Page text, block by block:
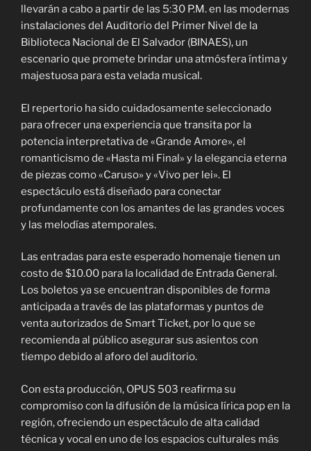
llevarán a cabo a partir de las 5:30 P.M. en las modernas
instalaciones del Auditorio del Primer Nivel de la
Biblioteca Nacional de El Salvador (BINAES), un
escenario que promete brindar una atmósfera íntima y
majestuosa para esta velada musical.
El repertorio ha sido cuidadosamente seleccionado
para ofrecer una experiencia que transita por la
potencia interpretativa de «Grande Amore», el
romanticismo de «Hasta mi Final» y la elegancia eterna
de piezas como «Caruso» y «Vivo per lei». El
espectáculo está diseñado para conectar
profundamente con los amantes de las grandes voces
y las melodías atemporales.
Las entradas para este esperado homenaje tienen un
costo de $10.00 para la localidad de Entrada General.
Los boletos ya se encuentran disponibles de forma
anticipada a través de las plataformas y puntos de
venta autorizados de Smart Ticket, por lo que se
recomienda al público asegurar sus asientos con
tiempo debido al aforo del auditorio.
Con esta producción, OPUS 503 reafirma su
compromiso con la difusión de la música lírica pop en la
región, ofreciendo un espectáculo de alta calidad
técnica y vocal en uno de los espacios culturales más